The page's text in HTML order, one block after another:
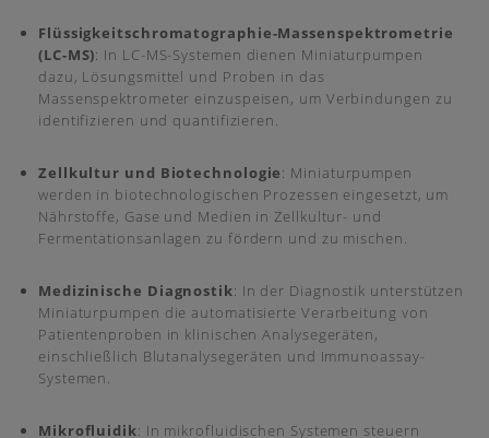
Flüssigkeitschromatographie-Massenspektrometrie
(LC-MS): In LC-MS-Systemen dienen Miniaturpumpen
dazu, Lösungsmittel und Proben in das
Massenspektrometer einzuspeisen, um Verbindungen zu
identifizieren und quantifizieren.
Zellkultur und Biotechnologie: Miniaturpumpen
werden in biotechnologischen Prozessen eingesetzt, um
Nährstoffe, Gase und Medien in Zellkultur- und
Fermentationsanlagen zu fördern und zu mischen.
Medizinische Diagnostik: In der Diagnostik unterstützen
Miniaturpumpen die automatisierte Verarbeitung von
Patientenproben in klinischen Analysegeräten,
einschließlich Blutanalysegeräten und Immunoassay-
Systemen.
Mikrofluidik: In mikrofluidischen Systemen steuern